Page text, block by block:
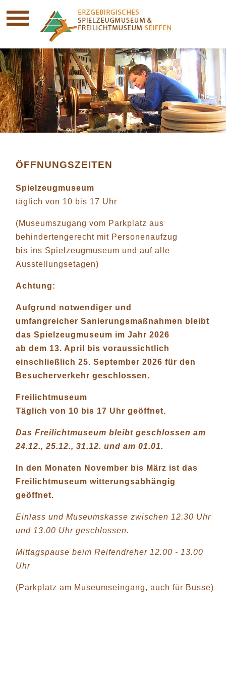
ÖFFNUNGSZEITEN
Spielzeugmuseum
täglich von 10 bis 17 Uhr
(Museumszugang vom Parkplatz aus
behindertengerecht mit Personenaufzug
bis ins Spielzeugmuseum und auf alle
Ausstellungsetagen)
Achtung:
Aufgrund notwendiger und
umfangreicher Sanierungsmaßnahmen bleibt
das Spielzeugmuseum im Jahr 2026
ab dem 13. April bis voraussichtlich
einschließlich 25. September 2026 für den
Besucherverkehr geschlossen.
Freilichtmuseum
Täglich von 10 bis 17 Uhr geöffnet.
Das Freilichtmuseum bleibt geschlossen am
24.12., 25.12., 31.12. und am 01.01.
In den Monaten November bis März ist das
Freilichtmuseum witterungsabhängig
geöffnet.
Einlass und Museumskasse zwischen 12.30 Uhr
und 13.00 Uhr geschlossen.
Mittagspause beim Reifendreher 12.00 - 13.00
Uhr
(Parkplatz am Museumseingang, auch für Busse)